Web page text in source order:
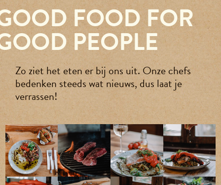
Agenda
Contact
Over ons
Vacatures
FOOD FOR
PEOPLE
Zo ziet het eten er bij ons uit. Onze chefs
bedenken steeds wat nieuws, dus laat je
verrassen!